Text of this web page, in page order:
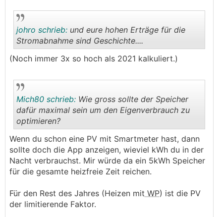
johro schrieb: und eure hohen Erträge für die
Stromabnahme sind Geschichte....
(Noch immer 3x so hoch als 2021 kalkuliert.)
..
Mich80 schrieb: Wie gross sollte der Speicher
dafür maximal sein um den Eigenverbrauch zu
optimieren?
Wenn du schon eine PV mit Smartmeter hast, dann
sollte doch die App anzeigen, wieviel kWh du in der
Nacht verbrauchst. Mir würde da ein 5kWh Speicher
für die gesamte heizfreie Zeit reichen.
Für den Rest des Jahres (Heizen mit WP) ist die PV
der limitierende Faktor.